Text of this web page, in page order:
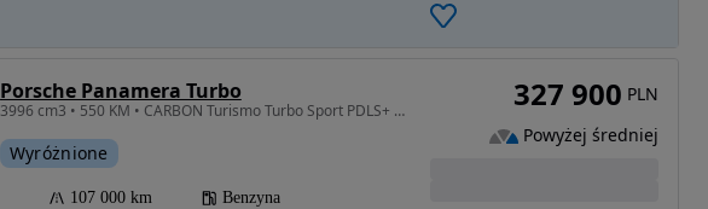
Porsche Panamera Turbo
3996 cm3 • 550 KM • CARBON Turismo Turbo Sport PDLS+ BOSE Wentyle Panorama Alcantara
Wyróżnione
107 000 km
Benzyna
327 900 PLN
Powyżej średniej